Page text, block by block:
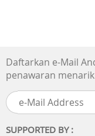
Daftarkan e-Mail
penawaran
SUPPORTED BY :